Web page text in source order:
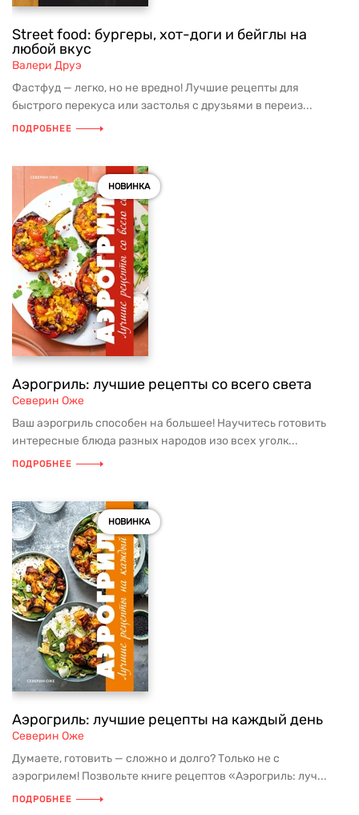
Street food: бургеры, хот-доги и бейглы на
любой вкус
Валери Друэ
Фастфуд — легко, но не вредно! Лучшие рецепты для
быстрого перекуса или застолья с друзьями в переиз...
ПОДРОБНЕЕ
НОВИНКА
Аэрогриль: лучшие рецепты со всего света
Северин Оже
Ваш аэрогриль способен на большее! Научитесь готовить
интересные блюда разных народов изо всех уголк...
ПОДРОБНЕЕ
НОВИНКА
Аэрогриль: лучшие рецепты на каждый день
Северин Оже
Думаете, готовить — сложно и долго? Только не с
аэрогрилем! Позвольте книге рецептов «Аэрогриль: луч...
ПОДРОБНЕЕ